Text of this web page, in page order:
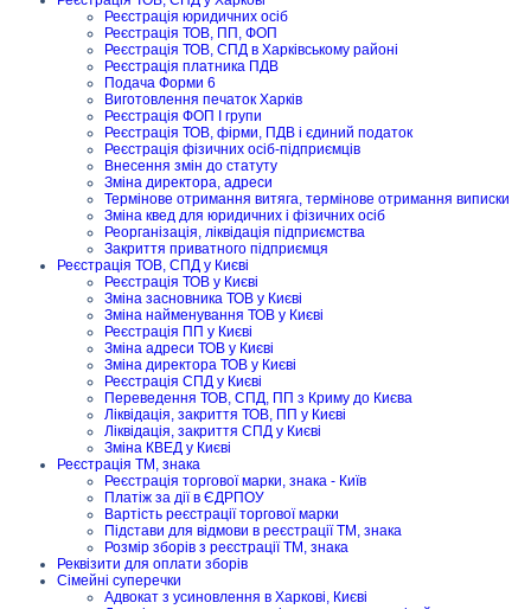
Реєстрація юридичних осіб
Реєстрація ТОВ, ПП, ФОП
Реєстрація ТОВ, СПД в Харківському районі
Реєстрація платника ПДВ
Подача Форми 6
Виготовлення печаток Харків
Реєстрація ФОП I групи
Реєстрація ТОВ, фірми, ПДВ і єдиний податок
Реєстрація фізичних осіб-підприємців
Внесення змін до статуту
Зміна директора, адреси
Термінове отримання витяга, термінове отримання виписки
Зміна квед для юридичних і фізичних осіб
Реорганізація, ліквідація підприємства
Закриття приватного підприємця
Реєстрація ТОВ, СПД у Києві
Реєстрація ТОВ у Києві
Зміна засновника ТОВ у Києві
Зміна найменування ТОВ у Києві
Реєстрація ПП у Києві
Зміна адреси ТОВ у Києві
Зміна директора ТОВ у Києві
Реєстрація СПД у Києві
Переведення ТОВ, СПД, ПП з Криму до Києва
Ліквідація, закриття ТОВ, ПП у Києві
Ліквідація, закриття СПД у Києві
Зміна КВЕД у Києві
Реєстрація ТМ, знака
Реєстрація торгової марки, знака - Київ
Платіж за дії в ЄДРПОУ
Вартість реєстрації торгової марки
Підстави для відмови в реєстрації ТМ, знака
Розмір зборів з реєстрації ТМ, знака
Реквізити для оплати зборів
Сімейні суперечки
Адвокат з усиновлення в Харкові, Києві